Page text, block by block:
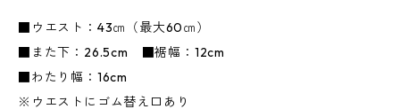
■ウエスト：43㎝（最大60㎝）
■また下：26.5cm ■裾幅：12cm
■わたり幅：16cm
※ウエストにゴム替え口あり